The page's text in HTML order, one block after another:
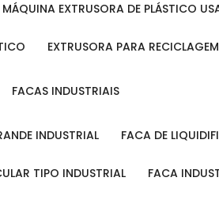
MÁQUINA EXTRUSORA DE PLÁSTICO
EXTRUSORA PARA RECICLAGEM
FACAS INDUSTRIAIS
INDUSTRIAL FACA DE
TIPO INDUSTRIAL FACA